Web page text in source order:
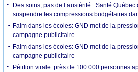
Des soins, pas de l’austérité : Santé
suspendre les compressions budgétaires
Faim dans les écoles: GND met de la
campagne publicitaire
Faim dans les écoles: GND met de la
campagne publicitaire
Pétition virale: près de 100 000 personnes